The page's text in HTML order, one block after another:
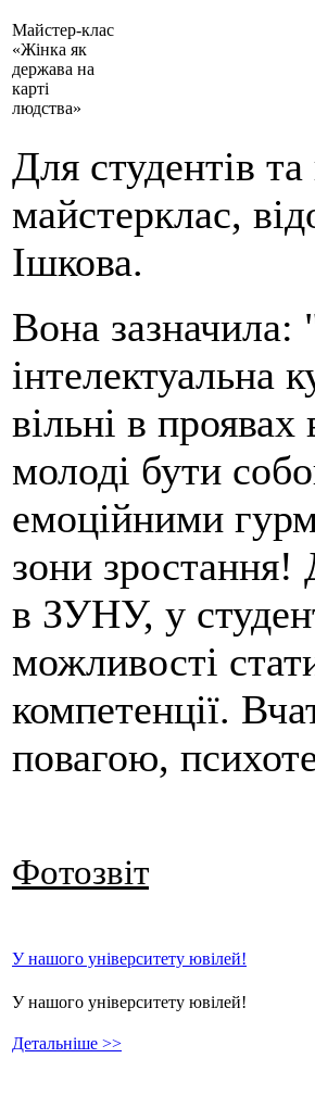
Майстер-клас
«Жінка як
держава на
карті
людства»
Для студентів
майстерклас,
Ішкова.
Вона
інтелектуальна
вільні в
молоді бути
емоційними
зони
в ЗУНУ, у
можливості
компетенції.
повагою,
Фотозвіт
У нашого університету ювілей!
У нашого університету ювілей!
Детальніше >>